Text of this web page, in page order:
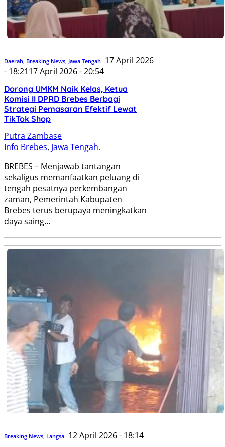
Daerah, Breaking News, Jawa Tengah 17 April 2026
- 18:2117 April 2026 - 20:54
Dorong UMKM Naik Kelas, Ketua
Komisi II DPRD Brebes Berbagi
Strategi Pemasaran Efektif Lewat
TikTok Shop
Putra Zambase
Info Brebes, Jawa Tengah.
BREBES – Menjawab tantangan
sekaligus memanfaatkan peluang di
tengah pesatnya perkembangan
zaman, Pemerintah Kabupaten
Brebes terus berupaya meningkatkan
daya saing…
Breaking News, Langsa 12 April 2026 - 18:14